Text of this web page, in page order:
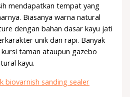
mendapatkan tempat yang
Biasanya warna natural
dengan bahan dasar kayu jati
unik dan rapi. Banyak
taman ataupun gazebo
kayu.